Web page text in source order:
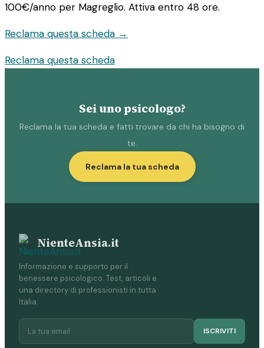
100€/anno per Magreglio. Attiva entro 48 ore.
Reclama questa scheda →
Reclama questa scheda
Sei uno psicologo?
Reclama la tua scheda e fatti trovare da chi ha bisogno di
te.
Reclama la tua scheda
NienteAnsia.it
Informazione e supporto per il
benessere psicologico. Test, articoli e
una directory di professionisti in tutta
Italia.
ISCRIVITI